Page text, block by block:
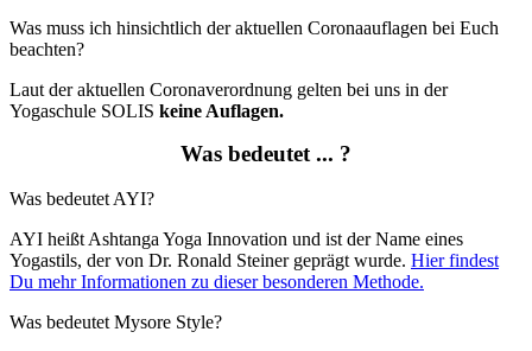
Was muss ich hinsichtlich der aktuellen Coronaauflagen bei Euch
beachten?
Laut der aktuellen Coronaverordnung gelten bei uns in der
Yogaschule SOLIS keine Auflagen.
Was bedeutet ... ?
Was bedeutet AYI?
AYI heißt Ashtanga Yoga Innovation und ist der Name eines
Yogastils, der von Dr. Ronald Steiner geprägt wurde. Hier findest
Du mehr Informationen zu dieser besonderen Methode.
Was bedeutet Mysore Style?